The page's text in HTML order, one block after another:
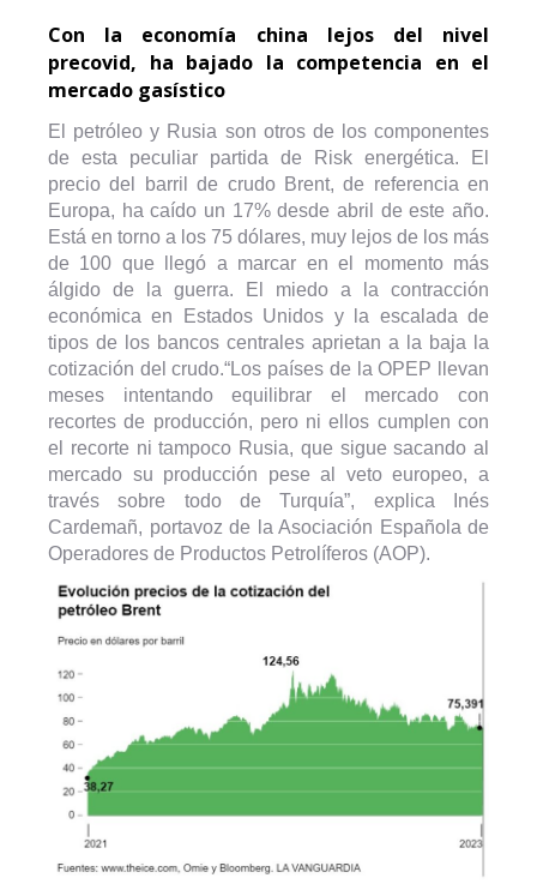
Con la economía china lejos del nivel
precovid, ha bajado la competencia en el
mercado gasístico
El petróleo y Rusia son otros de los componentes
de esta peculiar partida de Risk energética. El
precio del barril de crudo Brent, de referencia en
Europa, ha caído un 17% desde abril de este año.
Está en torno a los 75 dólares, muy lejos de los más
de 100 que llegó a marcar en el momento más
álgido de la guerra. El miedo a la contracción
económica en Estados Unidos y la escalada de
tipos de los bancos centrales aprietan a la baja la
cotización del crudo.“Los países de la OPEP llevan
meses intentando equilibrar el mercado con
recortes de producción, pero ni ellos cumplen con
el recorte ni tampoco Rusia, que sigue sacando al
mercado su producción pese al veto europeo, a
través sobre todo de Turquía”, explica Inés
Cardemañ, portavoz de la Asociación Española de
Operadores de Productos Petrolíferos (AOP).